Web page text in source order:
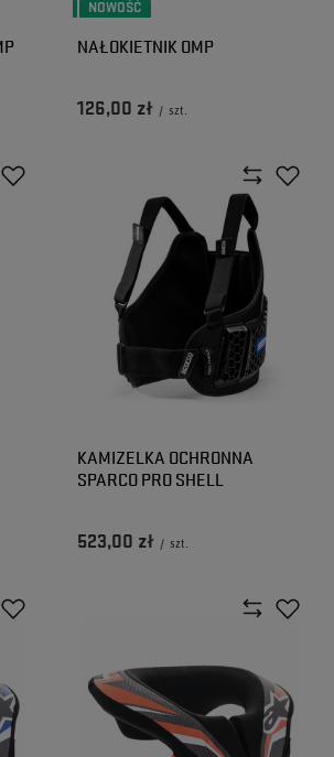
NOWOŚĆ
NAŁOKIETNIK OMP
126,00 zł / szt.
KAMIZELKA OCHRONNA
SPARCO PRO SHELL
523,00 zł / szt.